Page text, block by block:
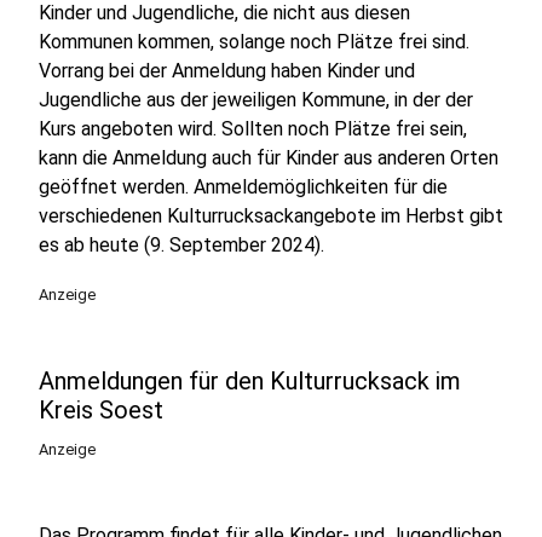
Kinder und Jugendliche, die nicht aus diesen
Kommunen kommen, solange noch Plätze frei sind.
Vorrang bei der Anmeldung haben Kinder und
Jugendliche aus der jeweiligen Kommune, in der der
Kurs angeboten wird. Sollten noch Plätze frei sein,
kann die Anmeldung auch für Kinder aus anderen Orten
geöffnet werden. Anmeldemöglichkeiten für die
verschiedenen Kulturrucksackangebote im Herbst gibt
es ab heute (9. September 2024).
Anzeige
Anmeldungen für den Kulturrucksack im
Kreis Soest
Anzeige